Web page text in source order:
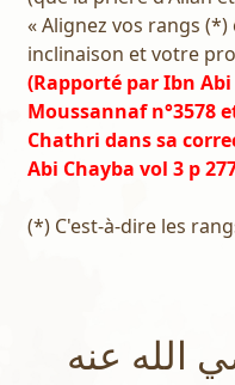
« Alignez vos rangs
inclinaison et votre
(Rapporté par Ibn
Moussannaf n°3578
Chathri dans sa
Abi Chayba vol 3 p
(*) C'est-à-dire les
الله عنه